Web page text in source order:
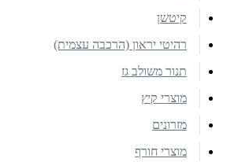
קיטשן
רהיטי יראון (הרכבה עצמית)
תנור משולב גז
מוצרי קיץ
מזרונים
מוצרי חורף